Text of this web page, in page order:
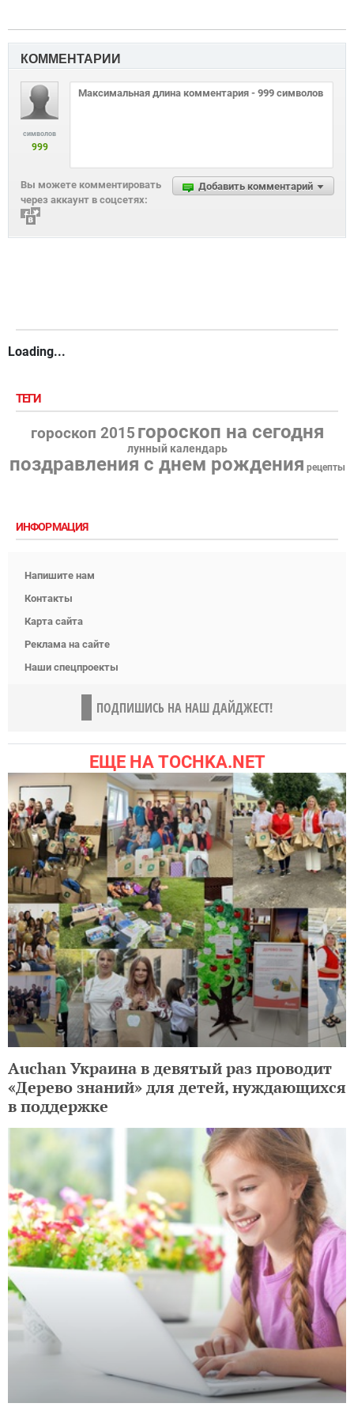
КОММЕНТАРИИ
символов
999
Добавить комментарий
Вы можете комментировать
через аккаунт в соцсетях:
Loading...
ТЕГИ
гороскоп 2015 гороскоп на сегодня
лунный календарь
поздравления с днем рождения рецепты
ИНФОРМАЦИЯ
Напишите нам
Контакты
Карта сайта
Реклама на сайте
Наши спецпроекты
ПОДПИШИСЬ НА НАШ ДАЙДЖЕСТ!
ЕЩЕ НА TOCHKA.NET
Auchan Украина в девятый раз проводит
«Дерево знаний» для детей, нуждающихся
в поддержке